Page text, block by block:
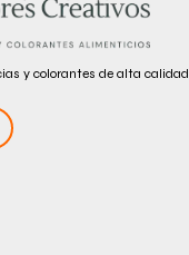
y colorantes de alta calidad